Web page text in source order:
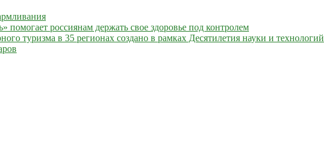
россиянам держать свое здоровье под контролем
туризма в 35 регионах создано в рамках Десятилетия науки и технологий